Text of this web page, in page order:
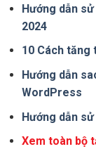
Hướng dẫn
2024
10 Cách tăng
Hướng dẫn
WordPress
Hướng dẫn
Xem toàn bộ